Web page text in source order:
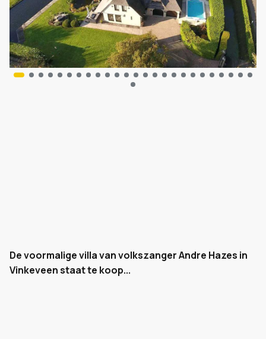
De voormalige villa van volkszanger Andre Hazes in
Vinkeveen staat te koop...